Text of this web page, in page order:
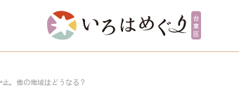
。他の地域はどうなる？